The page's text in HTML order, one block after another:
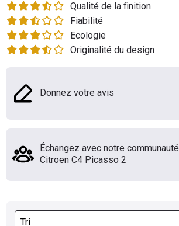
Moto
Marques
Qualité de la finition
Fiabilité
Ecologie
Originalité du design
Donnez votre avis
Échangez avec notre communauté
Citroen C4 Picasso 2